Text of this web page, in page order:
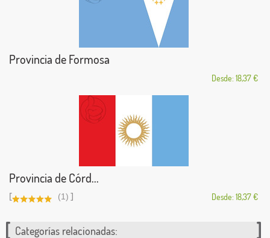
Provincia de Formosa
Desde: 18,37 €
Provincia de Córd...
[ (1) ] Desde: 18,37 €
Categorías relacionadas: